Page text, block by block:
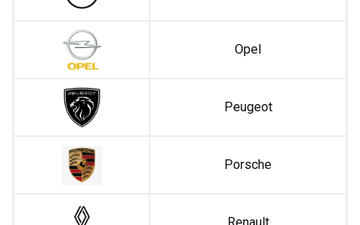
Opel
Peugeot
Porsche